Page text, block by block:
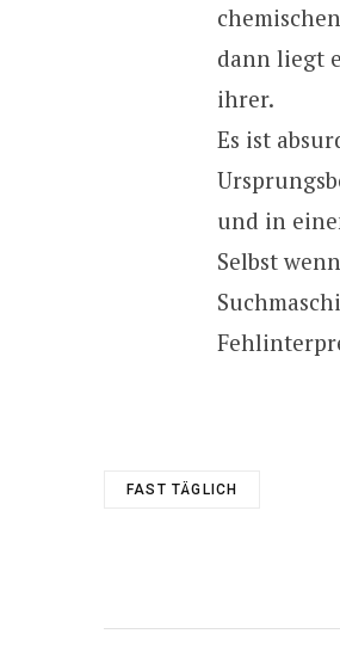
dann liegt
ihrer.
Es ist
und in
Selbst
FAST TÄGLICH